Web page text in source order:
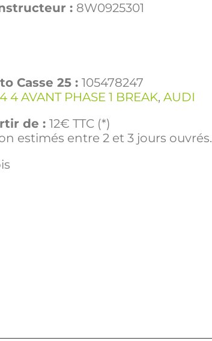
: 8W0925301
Casse 25 : 105478247
4 AVANT PHASE 1 BREAK, AUDI
de : 12€ TTC (*)
estimés entre 2 et 3 jours ouvrés.